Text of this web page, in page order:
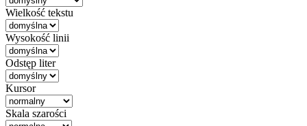
Wielkość tekstu
Wysokość linii
Odstęp liter
Kursor
Skala szarości